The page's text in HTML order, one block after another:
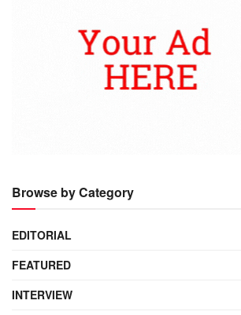
Browse by Category
EDITORIAL
FEATURED
INTERVIEW